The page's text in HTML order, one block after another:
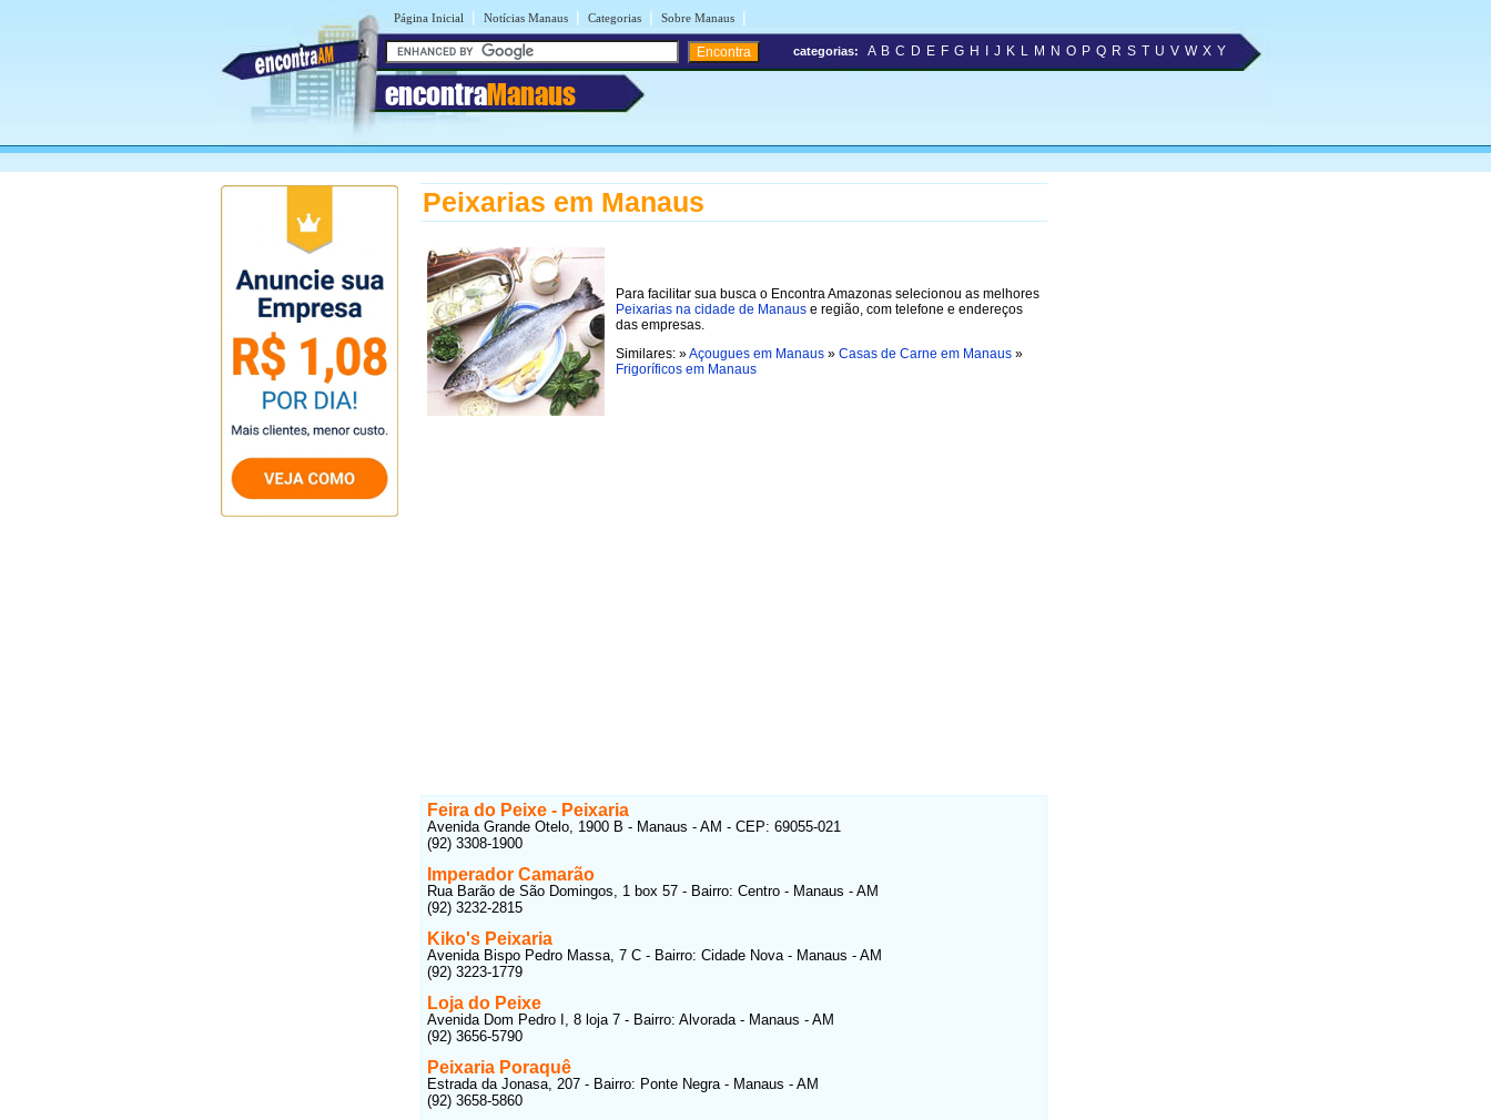
Página Inicial | Notícias Manaus | Categorias | Sobre Manaus |
encontraManaus
categorias: A B C D E F G H J K L M N O P Q R S T U V W X Y
Peixarias em Manaus
Para facilitar sua busca o Encontra Amazonas selecionou as melhores
Peixarias na cidade de Manaus e região, com telefone e endereços
das empresas.
Similares: »Açougues em Manaus » Casas de Carne em Manaus »
Frigoríficos em Manaus
Feira do Peixe - Peixaria
Avenida Grande Otelo, 1900 B - Manaus - AM - CEP: 69055-021
(92) 3308-1900
Imperador Camarão
Rua Barão de São Domingos, 1 box 57 - Bairro: Centro - Manaus - AM
(92) 3232-2815
Kiko's Peixaria
Avenida Bispo Pedro Massa, 7 C - Bairro: Cidade Nova - Manaus - AM
(92) 3223-1779
Loja do Peixe
Avenida Dom Pedro I, 8 loja 7 - Bairro: Alvorada - Manaus - AM
(92) 3656-5790
Peixaria Poraquê
Estrada da Jonasa, 207 - Bairro: Ponte Negra - Manaus - AM
(92) 3658-5860